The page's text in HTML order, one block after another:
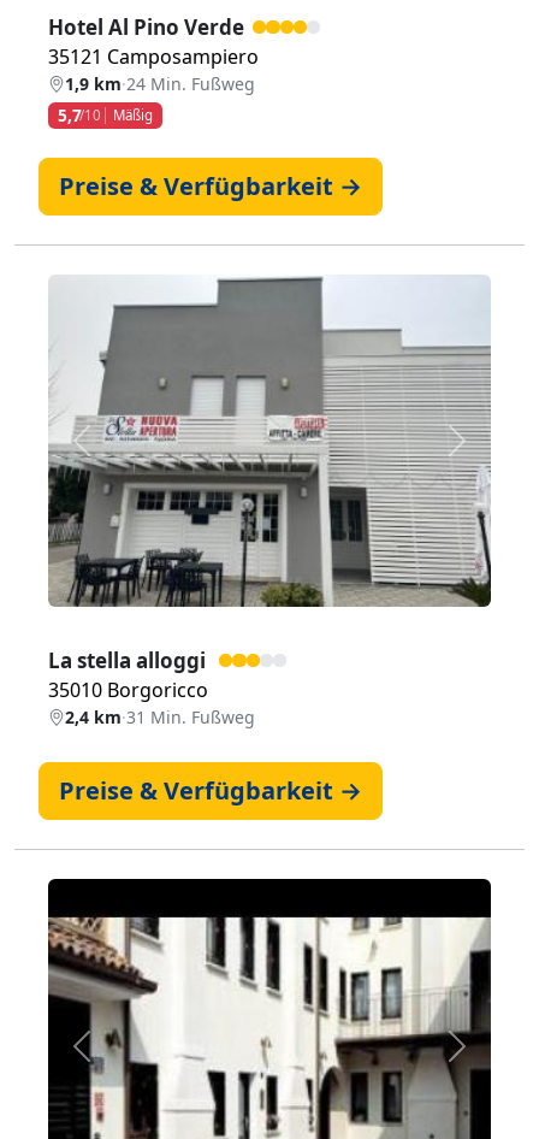
Hotel Al Pino Verde
35121 Camposampiero
1,9 km·24 Min. Fußweg
5,7/10 Mäßig
Preise & Verfügbarkeit →
Zurück Weiter
La stella alloggi
35010 Borgoricco
2,4 km·31 Min. Fußweg
Preise & Verfügbarkeit →
Zurück Weiter